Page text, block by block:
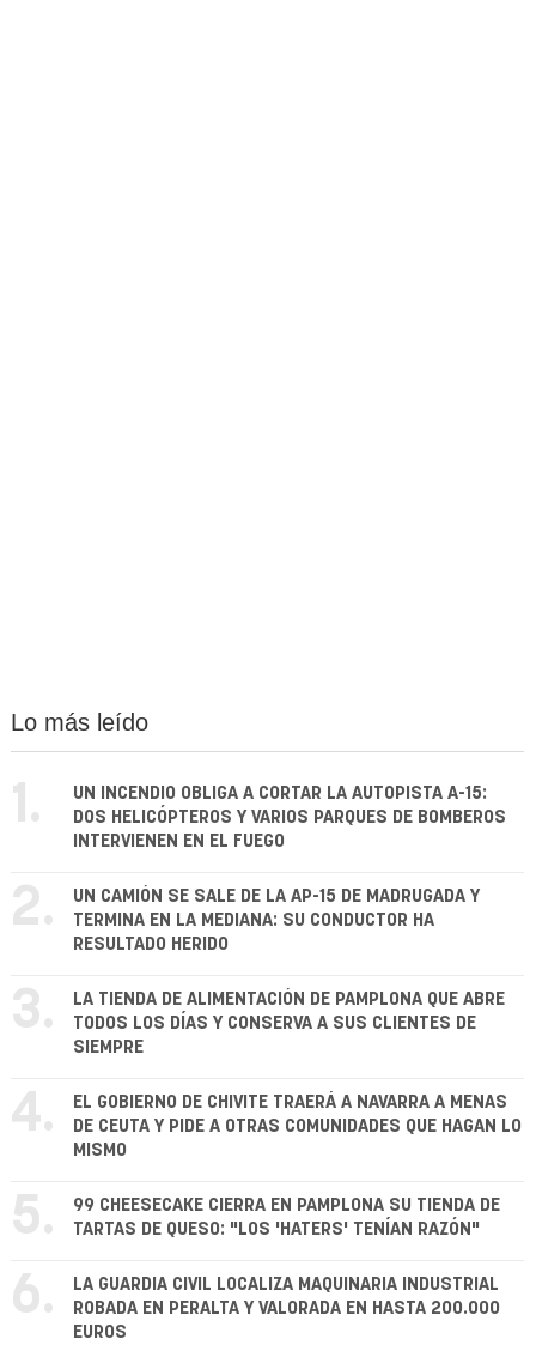
Lo más leído
1.
UN INCENDIO OBLIGA A CORTAR LA AUTOPISTA A-15:
DOS HELICÓPTEROS Y VARIOS PARQUES DE BOMBEROS
INTERVIENEN EN EL FUEGO
2.
UN CAMIÓN SE SALE DE LA AP-15 DE MADRUGADA Y
TERMINA EN LA MEDIANA: SU CONDUCTOR HA
RESULTADO HERIDO
3.
LA TIENDA DE ALIMENTACIÓN DE PAMPLONA QUE ABRE
TODOS LOS DÍAS Y CONSERVA A SUS CLIENTES DE
SIEMPRE
4.
EL GOBIERNO DE CHIVITE TRAERÁ A NAVARRA A MENAS
DE CEUTA Y PIDE A OTRAS COMUNIDADES QUE HAGAN LO
MISMO
5.
99 CHEESECAKE CIERRA EN PAMPLONA SU TIENDA DE
TARTAS DE QUESO: "LOS 'HATERS' TENÍAN RAZÓN"
6.
LA GUARDIA CIVIL LOCALIZA MAQUINARIA INDUSTRIAL
ROBADA EN PERALTA Y VALORADA EN HASTA 200.000
EUROS